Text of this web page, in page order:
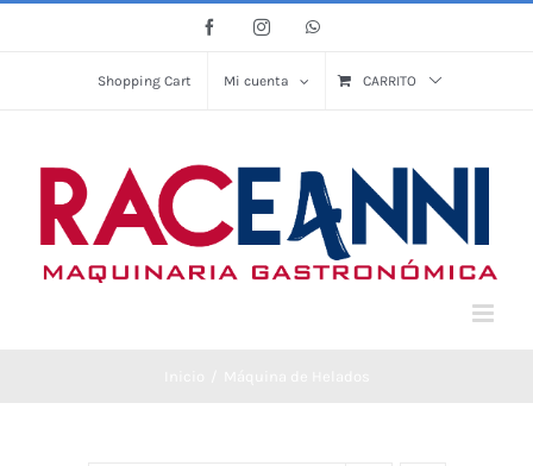
FacebookInstagramWhatsApp
Shopping Cart Mi cuenta CARRITO